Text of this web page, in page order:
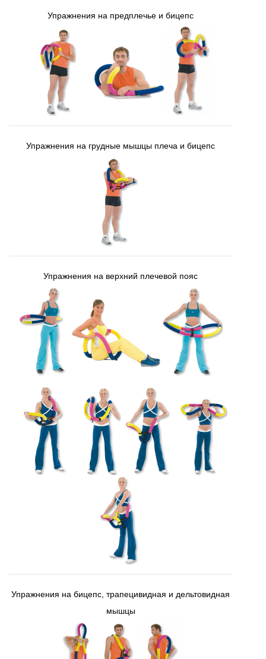
Упражнения на предплечье и бицепс
Упражнения на грудные мышцы плеча и бицепс
Упражнения на верхний плечевой пояс
Упражнения на бицепс, трапецивидная и дельтовидная
мышцы